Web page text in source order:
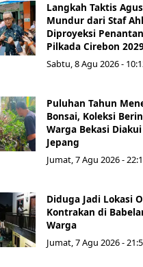
Langkah Taktis
Mundur dari Staf
Diproyeksi
Pilkada Cirebon
Sabtu, 8 Agu 2026 -
Puluhan Tahun
Bonsai, Koleksi
Warga Bekasi
Jepang
Jumat, 7 Agu 2026 -
Diduga Jadi Lokasi
Kontrakan di
Warga
Jumat, 7 Agu 2026 -